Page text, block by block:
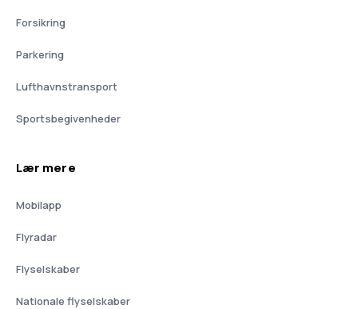
Forsikring
Parkering
Lufthavnstransport
Sportsbegivenheder
Lær mere
Mobilapp
Flyradar
Flyselskaber
Nationale flyselskaber